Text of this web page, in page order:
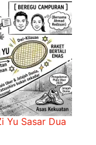
Yu Sasar Dua